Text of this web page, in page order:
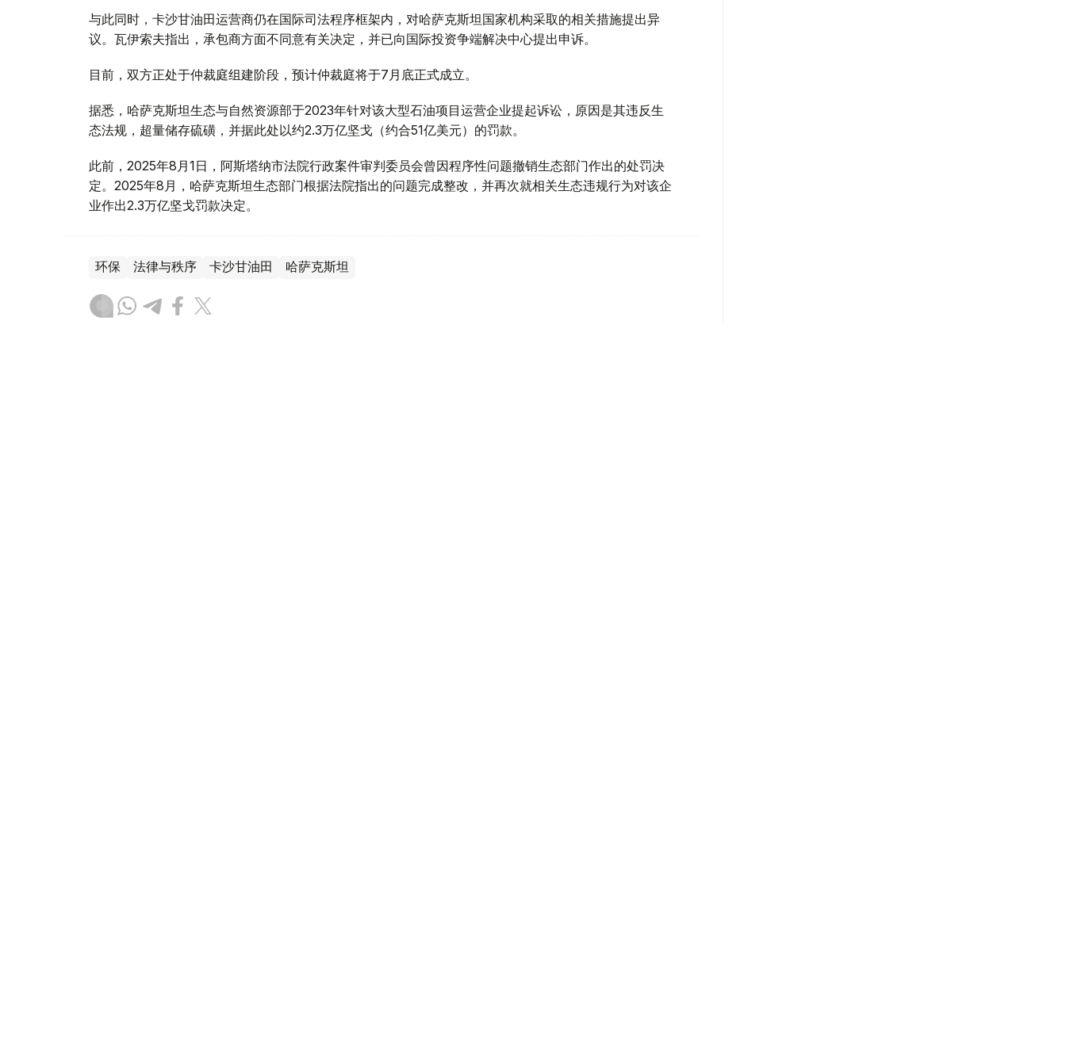
与此同时，卡沙甘油田运营商仍在国际司法程序框架内，对哈萨克斯坦国家机构采取的相关措施提出异
议。瓦伊索夫指出，承包商方面不同意有关决定，并已向国际投资争端解决中心提出申诉。
目前，双方正处于仲裁庭组建阶段，预计仲裁庭将于7月底正式成立。
据悉，哈萨克斯坦生态与自然资源部于2023年针对该大型石油项目运营企业提起诉讼，原因是其违反生
态法规，超量储存硫磺，并据此处以约2.3万亿坚戈（约合51亿美元）的罚款。
此前，2025年8月1日，阿斯塔纳市法院行政案件审判委员会曾因程序性问题撤销生态部门作出的处罚决
定。2025年8月，哈萨克斯坦生态部门根据法院指出的问题完成整改，并再次就相关生态违规行为对该企
业作出2.3万亿坚戈罚款决定。
环保 法律与秩序 卡沙甘油田 哈萨克斯坦